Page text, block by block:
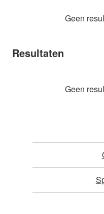
Geen
Resultaten
Geen